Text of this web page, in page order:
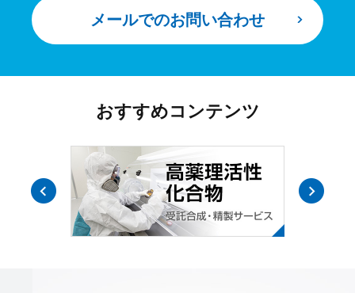
メールでのお問い合わせ
おすすめコンテンツ